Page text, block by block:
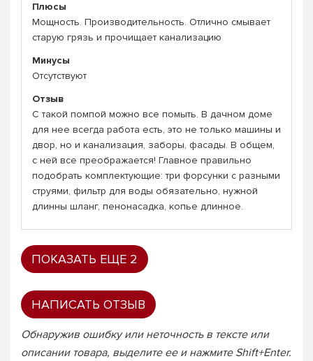
Плюсы
Мощность. Производительность. Отлично смывает
старую грязь и прочищает канализацию
Минусы
Отсутствуют
Отзыв
С такой помпой можно все помыть. В дачном доме
для нее всегда работа есть, это не только машины и
двор, но и канализация, заборы, фасады. В общем,
с ней все преображается! Главное правильно
подобрать комплектующие: три форсунки с разными
струями, фильтр для воды обязательно, нужной
длинны шланг, пенонасадка, копье длинное.
ПОКАЗАТЬ ЕЩЕ 2
НАПИСАТЬ ОТЗЫВ
Обнаружив ошибку или неточность в тексте или
описании товара, выделите ее и нажмите Shift+Enter.